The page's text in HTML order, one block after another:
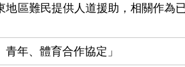
地區難民提供人道援助，相關作為
年、體育合作協定」